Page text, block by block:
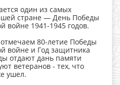
один из самых
стране — День Победы
войне 1941-1945 годов.
80-летие Победы
войне и Год защитника
отдают дань памяти
ветеранов - тех, что
ушел.